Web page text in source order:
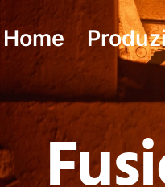
Home